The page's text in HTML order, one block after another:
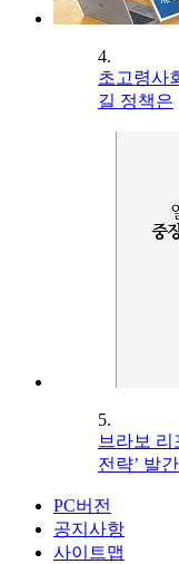
4.
초고령사
길 정책은
5.
브라보 리
전략’ 발간
PC버전
공지사항
사이트맵